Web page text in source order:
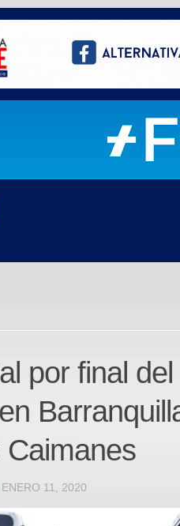
por final
ENERO 11, 2020